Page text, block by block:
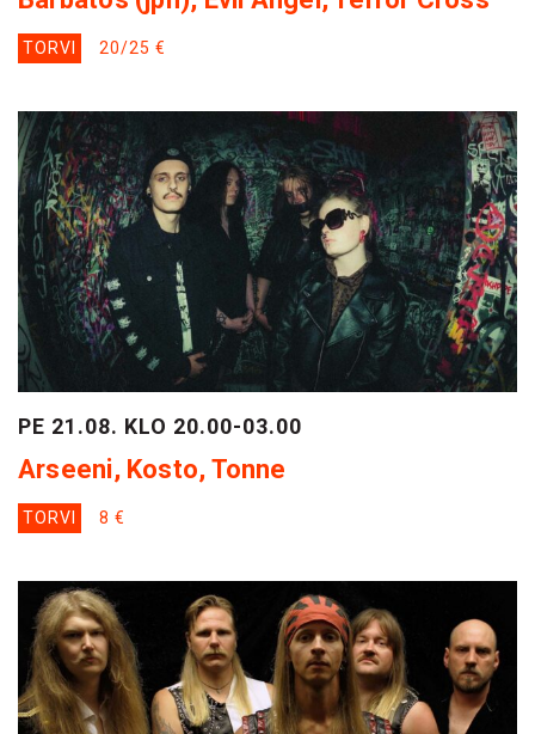
TORVI 20/25 €
PE 21.08. KLO 20.00-03.00
Arseeni, Kosto, Tonne
TORVI 8 €